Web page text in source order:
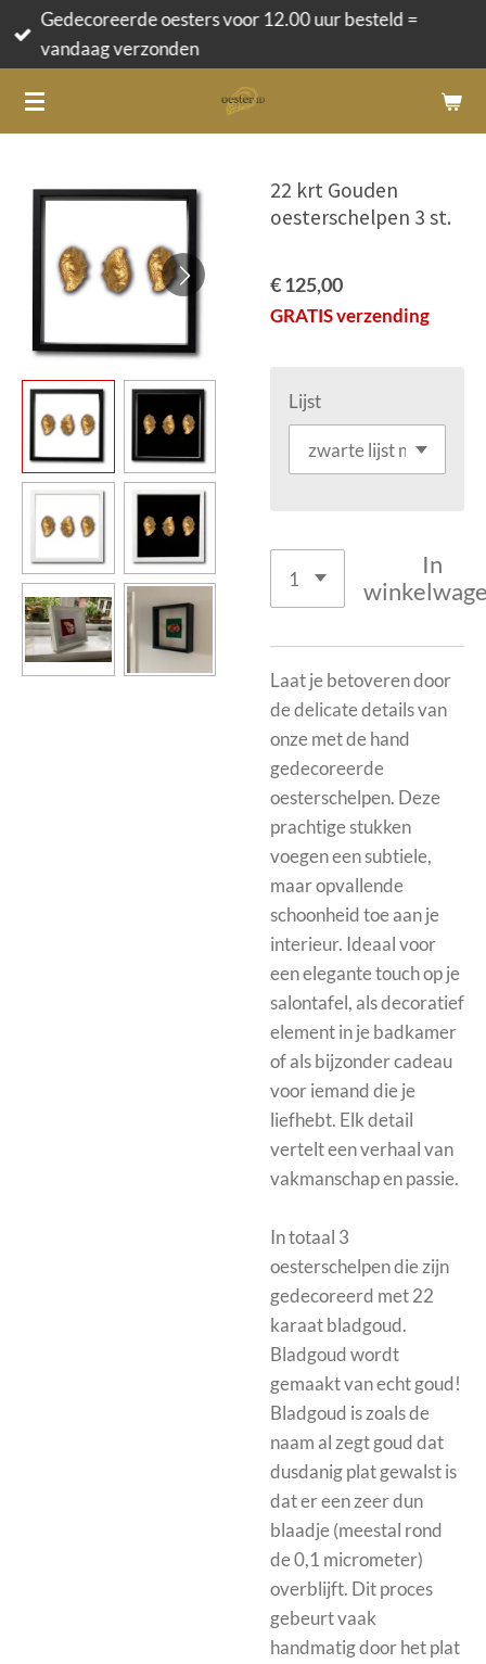
Ga
direct
de
Gedecoreerde oesters voor 12.00 uur besteld =
vandaag verzonden
22 krt Gouden
oesterschelpen 3 st.
€ 125,00
GRATIS verzending
Lijst
In
Laat je betoveren door
de delicate details van
onze met de hand
gedecoreerde
oesterschelpen. Deze
prachtige stukken
voegen een subtiele,
maar opvallende
schoonheid toe aan je
interieur. Ideaal voor
een elegante touch op je
salontafel, als decoratief
element in je badkamer
of als bijzonder cadeau
voor iemand die je
liefhebt. Elk detail
vertelt een verhaal van
vakmanschap en passie.
In totaal 3
oesterschelpen die zijn
gedecoreerd met 22
karaat bladgoud.
Bladgoud wordt
gemaakt van echt goud!
Bladgoud is zoals de
naam al zegt goud dat
dusdanig plat gewalst is
dat er een zeer dun
blaadje (meestal rond
de 0,1 micrometer)
overblijft. Dit proces
gebeurt vaak
handmatig door het plat